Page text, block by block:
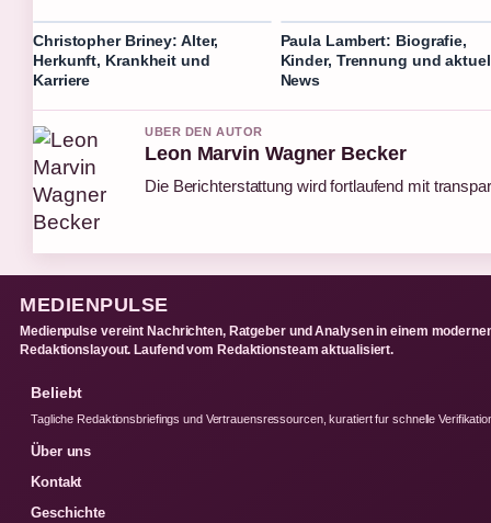
Christopher Briney: Alter,
Herkunft, Krankheit und
Karriere
Paula Lambert: Biografie,
Kinder, Trennung und
News
UBER DEN AUTOR
Leon Marvin Wagner Becker
Die Berichterstattung wird fortlaufend mit
MEDIENPULSE
Medienpulse vereint Nachrichten, Ratgeber und Analysen in einem
Redaktionslayout. Laufend vom Redaktionsteam aktualisiert.
Beliebt
Tagliche Redaktionsbriefings und Vertrauensressourcen, kuratiert fur schnelle
Über uns
Kontakt
Geschichte